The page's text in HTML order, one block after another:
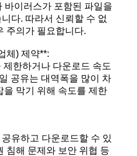
바이러스가 포함된 파일을
다. 따라서 신뢰할 수 없
주의가 필요합니다.
체) 제약**:
한하거나 다운로드 속도
공유는 대역폭을 많이 차
을 막기 위해 속도를 제한
유하고 다운로드할 수 있
침해 문제와 보안 위협 등